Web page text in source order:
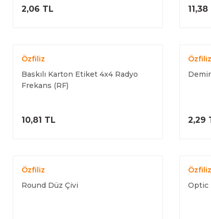
2,06 TL 11,38
Özfiliz
Baskılı Karton Etiket 4x4 Radyo
Frekans (RF)
10,81 TL
Özfiliz
2,29
Özfiliz
Round Düz Çivi
Özfiliz
Optic